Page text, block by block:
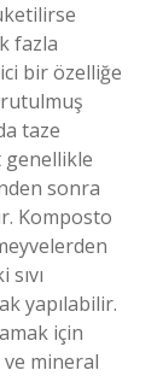
fazla
bir özelliğe
taze
genellikle
sonra
Komposto
yapılabilir.
için
mineral